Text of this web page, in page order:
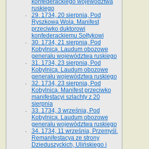
konfederackiego województwa
ruskiego
29. 1734, 20 sierpnia, Pod
Ryszkową Wolą. Manifest
przeciwko duktorowi
konfederackiemu Sołtykowi
30. 1734, 21 sierpnia, Pod
Kobylnicą. Laudum obozowe
generału województwa ruskiego
31. 1734, 23 sierpnia, Pod
Kobylnicą. Laudum obozowe
generału województwa ruskiego
32. 1734, 23 sierpnia, Pod
Kobylnicą. Manifest przeciwko
manifestacyi szlachty z 20
sierpnia
33. 1734, 3 września, Pod
Kobylnicą. Laudum obozowe
generału województwa ruskiego
34. 1734, 11 września, Przemyśl.
Remanifestacya ze strony
Dzieduszyckich, Ulińskiego i